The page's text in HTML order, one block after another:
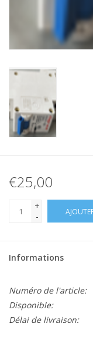
€25,00
+
-
Informations
Numéro de l'article:
Disponible:
Délai de livraison: